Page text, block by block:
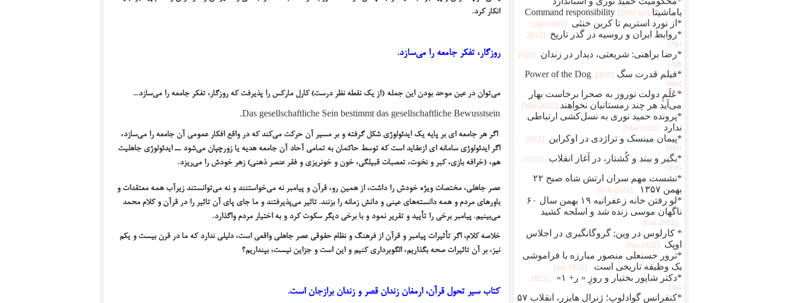
انکار کرد.
روزگار، تفکر جامعه را می‌سازد.
می‌توان در عین موحد بودن این جمله (از یک نقطه نظر درست) کارل مارکس را پذیرفت که روزگار، تفکر جامعه را می‌سازد...
Das gesellschaftliche Sein bestimmt das gesellschaftliche Bewusstsein.
اگر هر جامعه ای بر پایه یک ایدئولوژی شکل گرفته و بر مسیر آن حرکت می‌کند که در واقع افکار عمومی ‌آن جامعه را می‌سازد،
اگر ایدئولوژی سامانه ای ازعقاید است که توسط حاکمان به تمامی ‌آحاد آن جامعه هدیه یا زورچپان می‌شود ــ ایدئولوژی جاهلیت
هم، (خرافه بازی، کبر و نخوت، تعصبات قبیلگی، خون و خونریزی و فقر عنصر ذهنی) زهر خودش را می‌ریزد.
عصر جاهلی، مختصات ویژه خودش را داشت، از همین رو، قرآن و پیامبر نه می‌خواستنند و نه می‌توانستند زیرآب همه معتقدات و
باورهای مردم و همه دانسته‌های عینی و دانش زمانه را بزنند. تاثیر می‌پذیرفتند و ما جای پای آن تاثیر را در قرآن و کلام محمد
می‌بینیم. پیامبر برخی را تأیید و تقریر نمود و با برخی دیگر سکوت کرد و به اختیار مردم واگذارد.
خلاصه کلام، اگر تأثیرات پیامبر و قرآن از فرهنگ و نظام حقوقی عصر جاهلی واقعی است، دلیلی ندارد که ما در قرن بیست و یکم
نیز، بر آن تاثیرات صحه بگذاریم، الگوبرداری کنیم و این است و جزاین نیست، بپنداریم؟
کتاب سیر تحول قرآن، ارمغان زندان قصر و زندان برازجان است.
یاماشیتا Command responsibility [2022 Jul]
*از نورد استریم تا کربن خنثی [2022 Apr]
*روابط ایران و روسیه در گذر تاریخ
[2022
Apr]
*رضا براهنی: شریعتی، دیدار در زندان
[2022
Apr]
*فیلم قدرت سگ Power of the Dog [2022
Mar]
*عَلَمِ دولت نوروز به صحرا برخاست بهار
می‌آید هر چند زمستانیان نخواهند [2022 Mar]
*پرونده حمید نوری به نسل‌کشی ارتباطی
ندارد
[2022 Mar]
*پیمان مینسک و تراژدی در اوکراین
[2022
Mar]
*بگير و ببند و کُشتار، در آغاز انقلاب
[2022
Feb]
*نشست مهم سران ارتش شاه صبح ۲۲
بهمن ۱۳۵۷
[2022 Feb]
*لو رفتن خانه زعفرانیه ۱۹ بهمن سال ۶۰
ناگهان موسی زنده شد و اسلحه کشید
[2022 Feb]
* کارلوس در وین; گروگانگیری در اجلاس
اوپک
[2022 Jan]
*ترور حسنعلی منصور مبارزه با فراموشی
یک وظیفه تاریخی است
[2022 Jan]
*دکتر شاپور بختیار و روزِ « ر+ ۱»
[2022
Jan]
*کنفرانس گوادلوپ؛ ژنرال هایزر، انقلاب ۵۷